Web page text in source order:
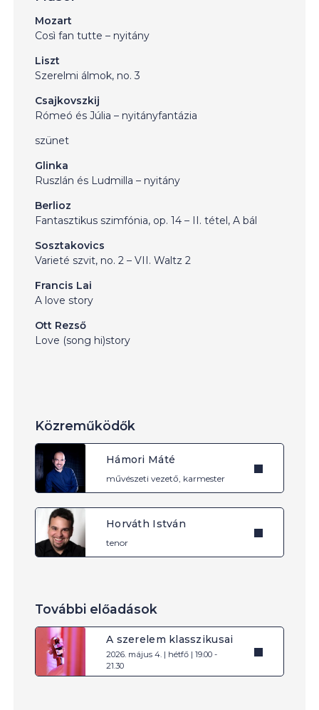
Mozart
Così fan tutte – nyitány
Liszt
Szerelmi álmok, no. 3
Csajkovszkij
Rómeó és Júlia – nyitányfantázia
szünet
Glinka
Ruszlán és Ludmilla – nyitány
Berlioz
Fantasztikus szimfónia, op. 14 – II. tétel, A bál
Sosztakovics
Varieté szvit, no. 2 – VII. Waltz 2
Francis Lai
A love story
Ott Rezső
Love (song hi)story
Közreműködők
Hámori Máté
művészeti vezető, karmester
Horváth István
tenor
További előadások
A szerelem klasszikusai
2026. május 4. | hétfő | 19.00 -
21.30